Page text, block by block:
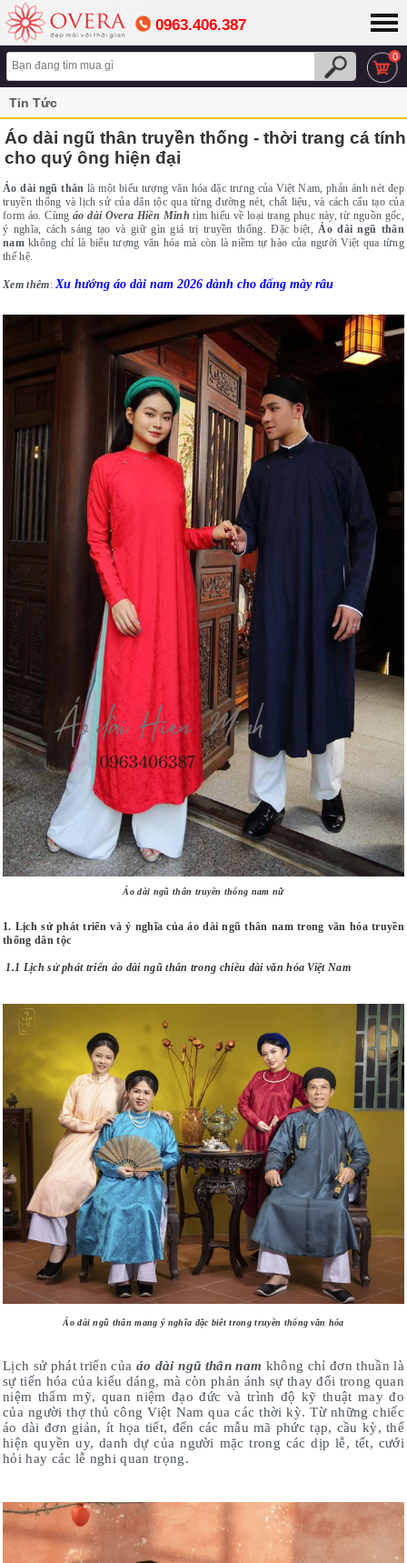
0963.406.387
0
Tin Tức
Áo dài ngũ thân truyền thống - thời trang cá tính
cho quý ông hiện đại
Áo dài ngũ thân là một biểu tượng văn hóa đặc trưng của Việt Nam, phản ánh nét đẹp
truyền thống và lịch sử của dân tộc qua từng đường nét, chất liệu, và cách cấu tạo của
form áo. Cùngáo dài Overa Hiền Minh tìm hiểu về loại trang phục này, từ nguồn gốc,
ý nghĩa, cách sáng tạo và giữ gìn giá trị truyền thống. Đặc biệt,Áo dài ngũ thân
namkhông chỉ là biểu tượng văn hóa mà còn là niềm tự hào của người Việt qua từng
thế hệ.
Xem thêm:Xu hướng áo dài nam 2026 dành cho đấng mày râu
Áo dài ngũ thân truyền thống nam nữ
1. Lịch sử phát triển và ý nghĩa của áo dài ngũ thân nam trong văn hóa truyền
thống dân tộc
1.1 Lịch sử phát triển áo dài ngũ thân trong chiều dài văn hóa Việt Nam
Áo dài ngũ thân mang ý nghĩa đặc biêt trong truyền thống văn hóa
Lịch sử phát triển của áo dài ngũ thân nam không chỉ đơn thuần là
sự tiến hóa của kiểu dáng, mà còn phản ánh sự thay đổi trong quan
niệm thẩm mỹ, quan niệm đạo đức và trình độ kỹ thuật may đo
của người thợ thủ công Việt Nam qua các thời kỳ. Từ những chiếc
áo dài đơn giản, ít họa tiết, đến các mẫu mã phức tạp, cầu kỳ, thể
hiện quyền uy, danh dự của người mặc trong các dịp lễ, tết, cưới
hỏi hay các lễ nghi quan trọng.